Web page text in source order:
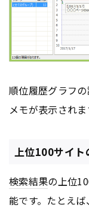
順位履歴グラフ
メモが表示されま
上位100サイト
検索結果の上位
能です。たとえ